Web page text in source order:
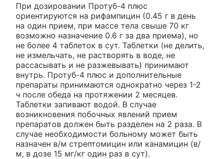
При дозировании Протуб-4 плюс
ориентируются на рифампицин (0.45 г в день
на один прием, при массе тела свыше 70 кг
возможно назначение 0.6 г за два приема), но
не более 4 таблеток в сут. Таблетки (не делить,
не измельчать, не растворять в воде, не
рассасывать и не разжевывать) принимают
внутрь. Протуб-4 плюс и дополнительные
препараты принимаются однократно через 1-2
ч после обеда на протяжении 2 месяцев.
Таблетки запивают водой. В случае
возникновения побочных явлений прием
препаратов должен быть разделен на 2 раза. В
случае необходимости больному может быть
назначен в/м стрептомицин или канамицин (в/
м, в дозе 15 мг/кг один раз в сут).